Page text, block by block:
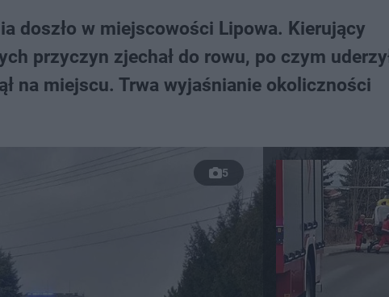
doszło w miejscowości Lipowa. Kierujący
przyczyn zjechał do rowu, po czym
na miejscu. Trwa wyjaśnianie okoliczności
5